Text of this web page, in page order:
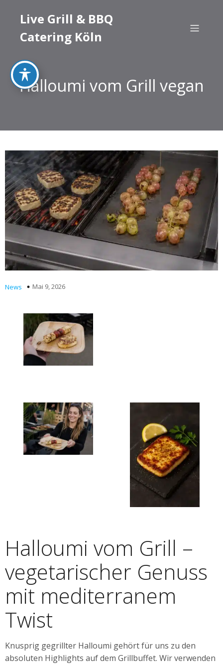
Live Grill & BBQ
Catering Köln
Halloumi vom Grill vegan
News Mai 9, 2026
Halloumi vom Grill –
vegetarischer Genuss
mit mediterranem
Twist
Knusprig gegrillter Halloumi gehört für uns zu den
absoluten Highlights auf dem Grillbuffet. Wir verwenden